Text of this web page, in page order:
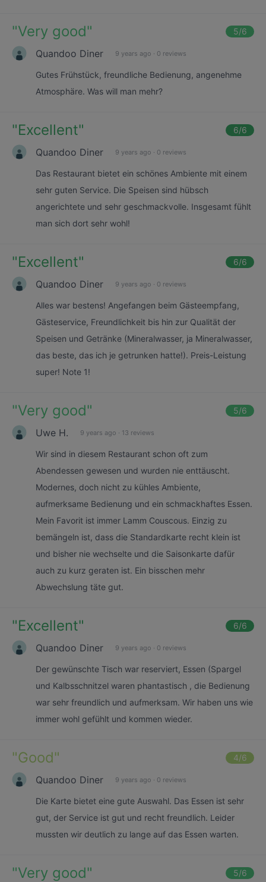
"Very good" 5/6
Quandoo Diner 9 years ago · 0 reviews
Gutes Frühstück, freundliche Bedienung, angenehme
Atmosphäre. Was will man mehr?
"Excellent" 6/6
Quandoo Diner 9 years ago · 0 reviews
Das Restaurant bietet ein schönes Ambiente mit einem
sehr guten Service. Die Speisen sind hübsch
angerichtete und sehr geschmackvolle. Insgesamt fühlt
man sich dort sehr wohl!
"Excellent" 6/6
Quandoo Diner 9 years ago · 0 reviews
Alles war bestens! Angefangen beim Gästeempfang,
Gästeservice, Freundlichkeit bis hin zur Qualität der
Speisen und Getränke (Mineralwasser, ja Mineralwasser,
das beste, das ich je getrunken hatte!). Preis-Leistung
super! Note 1!
"Very good" 5/6
Uwe H. 9 years ago · 13 reviews
Wir sind in diesem Restaurant schon oft zum
Abendessen gewesen und wurden nie enttäuscht.
Modernes, doch nicht zu kühles Ambiente,
aufmerksame Bedienung und ein schmackhaftes Essen.
Mein Favorit ist immer Lamm Couscous. Einzig zu
bemängeln ist, dass die Standardkarte recht klein ist
und bisher nie wechselte und die Saisonkarte dafür
auch zu kurz geraten ist. Ein bisschen mehr
Abwechslung täte gut.
"Excellent" 6/6
Quandoo Diner 9 years ago · 0 reviews
Der gewünschte Tisch war reserviert, Essen (Spargel
und Kalbsschnitzel waren phantastisch , die Bedienung
war sehr freundlich und aufmerksam. Wir haben uns wie
immer wohl gefühlt und kommen wieder.
"Good" 4/6
Quandoo Diner 9 years ago · 0 reviews
Die Karte bietet eine gute Auswahl. Das Essen ist sehr
gut, der Service ist gut und recht freundlich. Leider
mussten wir deutlich zu lange auf das Essen warten.
"Very good" 5/6